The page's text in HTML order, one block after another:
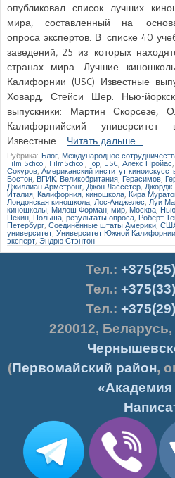
опубликовал список лучших
мира, составленный на
опроса экспертов. В списке 40
заведений, 25 из которых
странах мира. Лучшие
Калифорнии (USC) Известные
Ховард, Стейси Шер. Нью-
выпускники: Мартин Скорсезе,
Калифорнийский
Известные… Читать дальше…
Рубрика: Блог Международное
Film School FilmSchool Top ,USC Алекс Пройас
Сокуров Американский институт
Бостон ВГИК, Великобритания, Герасимов
Джиллиан Армстронг Джон Лассетер Джордж
Италия Калифорния, киношкола Кира
Лондонская киношкола Лос-Анджелес Луи
киношколы Милош Форман мир Москва
Пекин Польша результаты опроса Роберт
Петербург Соединённые штаты Америки,
университет Университет Южной Калифорнии
эксперт Эндрю Стэнтон
Тел.:
Тел.:
Тел.:
220012, Беларусь,
(Первомайский район,
«Академия